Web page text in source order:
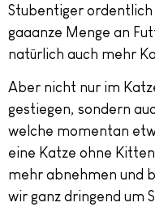
Stubentiger
gaaanze Menge an
natürlich auch mehr
Aber nicht nur im
gestiegen, sondern
welche momentan
eine Katze ohne
mehr abnehmen und
wir ganz dringend um